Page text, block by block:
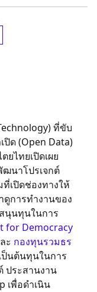
ที่ขับ
ด (Open Data)
ยไทยเปิดเผย
ฒนาโปรเจกต์
เปิดช่องทางให้
การทำงานของ
นุนทุนในการ
for Democracy
ะ กองทุนรวมธร
ป็นต้นทุนในการ
ประสานงาน
เพื่อดำเนิน